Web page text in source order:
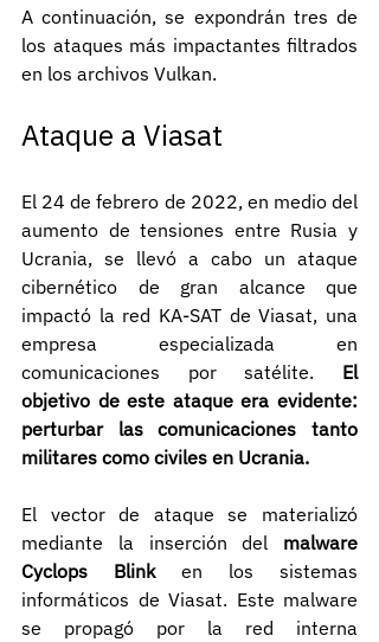
A continuación, se expondrán tres de
los ataques más impactantes filtrados
en los archivos Vulkan.
Ataque a Viasat
El 24 de febrero de 2022, en medio del
aumento de tensiones entre Rusia y
Ucrania, se llevó a cabo un ataque
cibernético de gran alcance que
impactó la red KA-SAT de Viasat, una
empresa especializada en
comunicaciones por satélite. El
objetivo de este ataque era evidente:
perturbar las comunicaciones tanto
militares como civiles en Ucrania.
El vector de ataque se materializó
mediante la inserción del malware
Cyclops Blink en los sistemas
informáticos de Viasat. Este malware
se propagó por la red interna